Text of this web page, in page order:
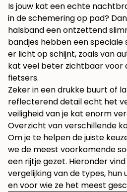
Is jouw kat een echte
in de schemering op pad?
halsband een ontzettend
bandjes hebben een
er licht op schijnt, zoals van
kat veel beter zichtbaar voor
fietsers.
Zeker in een drukke buurt of
reflecterend detail echt het
veiligheid van je kat enorm
Overzicht van verschillende
Om je te helpen de juiste
we de meest voorkomende
een rijtje gezet. Hieronder
vergelijking van de types, hun
en voor wie ze het meest